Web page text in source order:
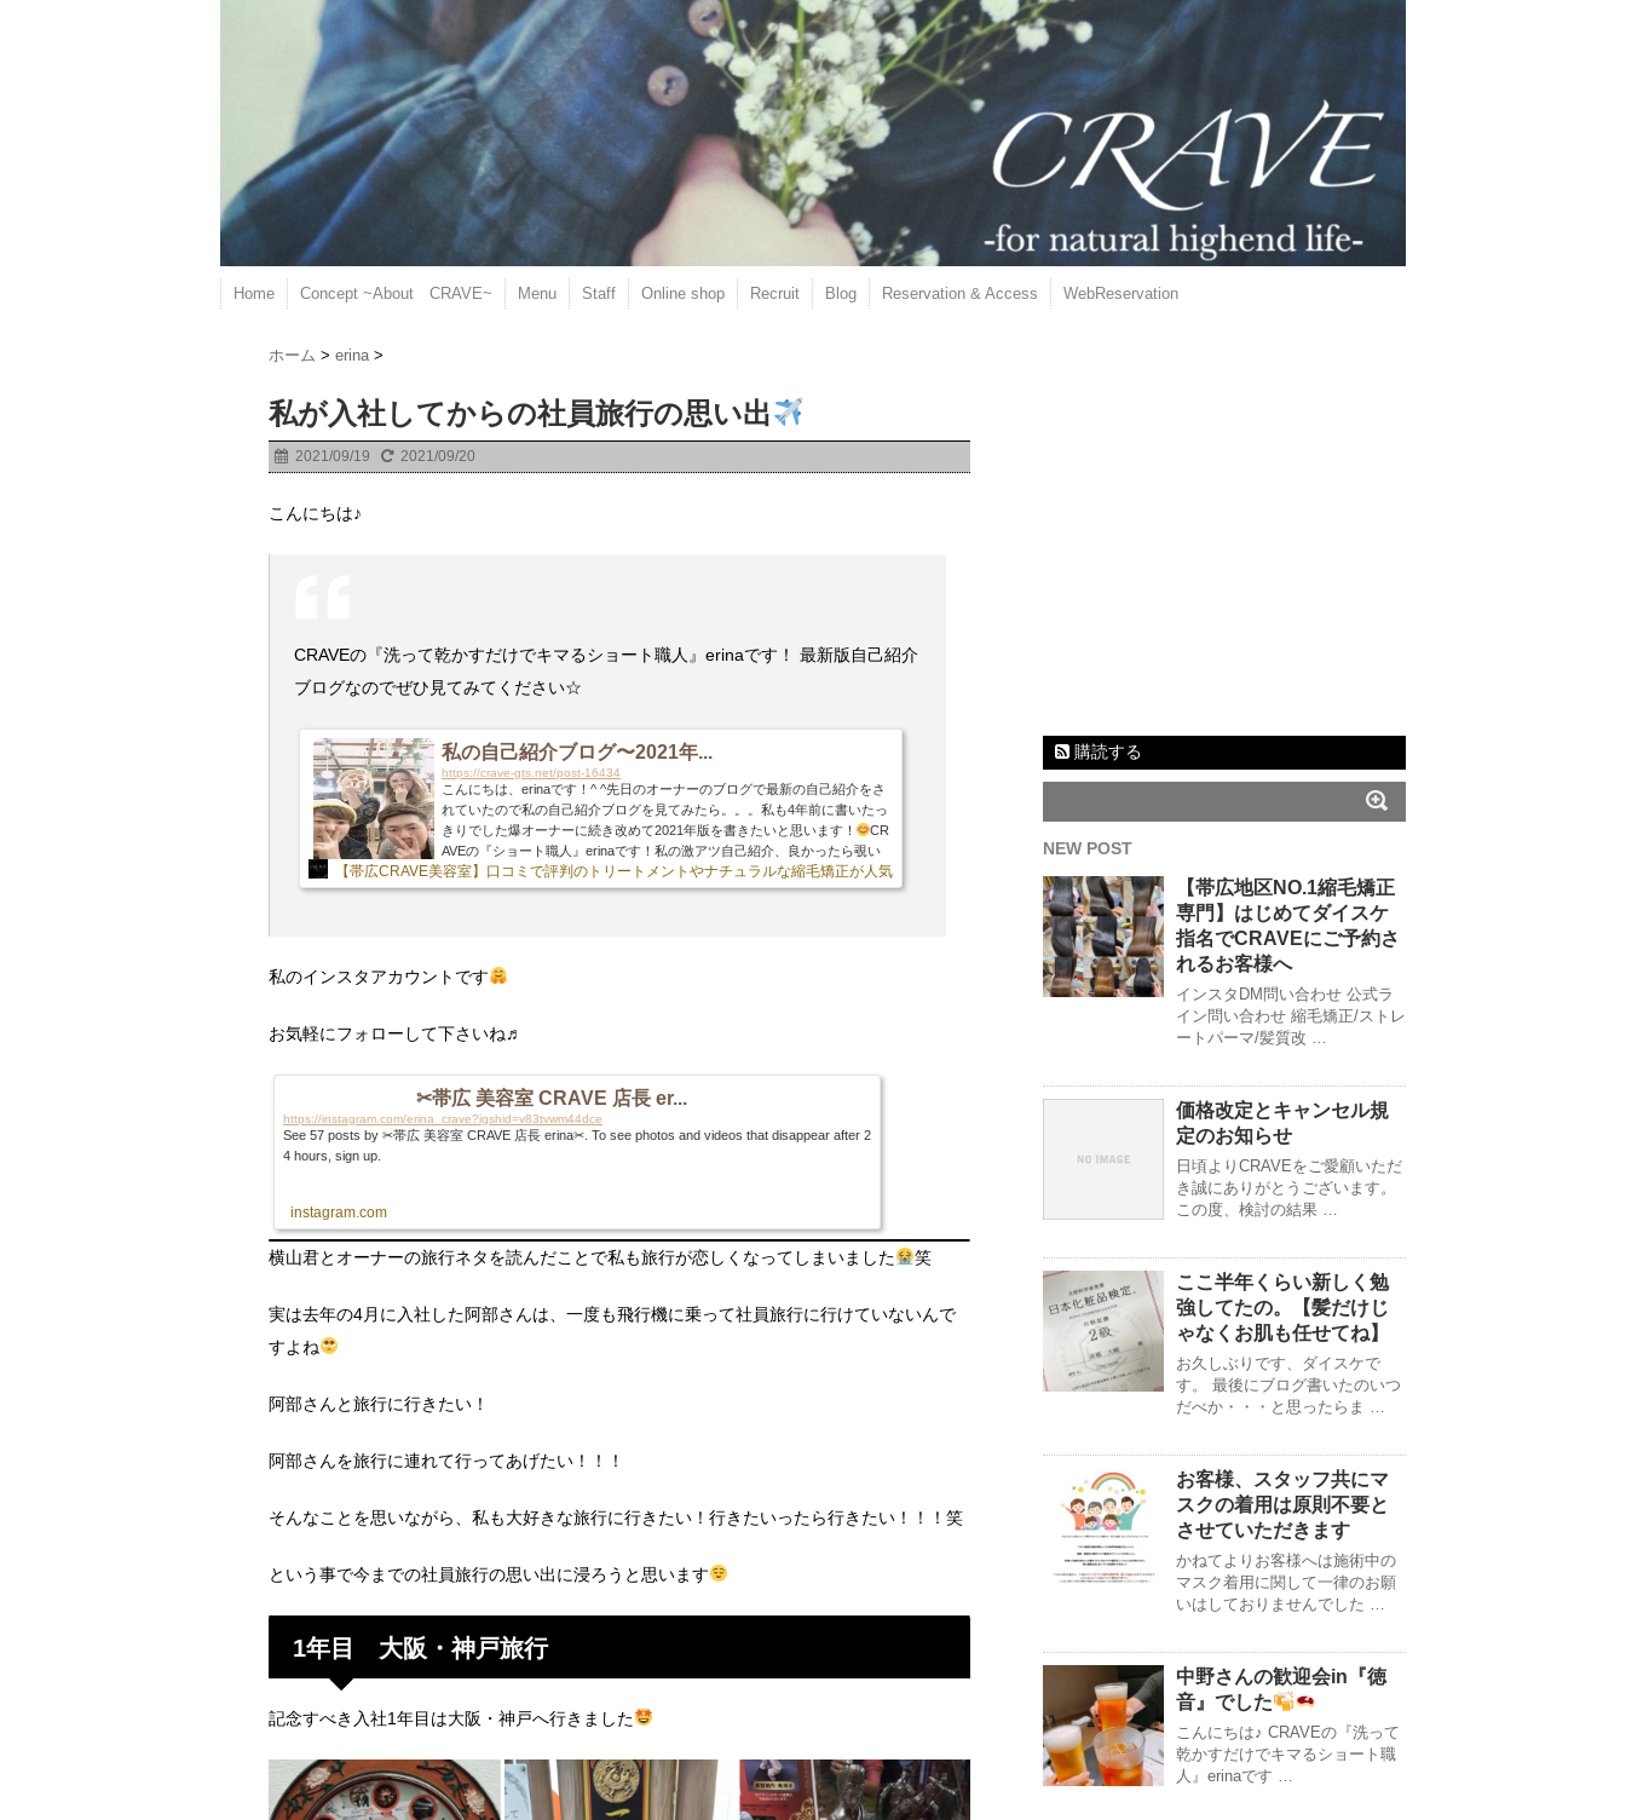
Home Concept ~About CRAVE~ Menu Staff Online shop Recruit Blog Reservation & Access WebReservation
ホーム > erina >
私が入社してからの社員旅行の思い出
2021/09/19 2021/09/20
こんにちは♪
CRAVEの『洗って乾かすだけでキマるショート職人』erinaです！ 最新版自己紹介
ブログなのでぜひ見てみてください☆
私の自己紹介ブログ〜2021年...
https://crave-gts.net/post-16434
こんにちは、erinaです！^ ^先日のオーナーのブログで最新の自己紹介をさ
れていたので私の自己紹介ブログを見てみたら。。。私も4年前に書いたっ
きりでした爆オーナーに続き改めて2021年版を書きたいと思います！
CR
AVEの『ショート職人』erinaです！私の激アツ自己紹介、良かったら覗い
てみて下さい☆私のインスタアカウントです
お気軽にフォローして下さ
いね♬はい、↑の自己紹介ブログ、古いですね〜
笑実はそんなに改まって
【帯広CRAVE美容室】口コミで評判のトリートメントやナチュラルな縮毛矯正が人気の美容室♪
私のインスタアカウントです
お気軽にフォローして下さいね♬
✂︎帯広 美容室 CRAVE 店長 er...
https://instagram.com/erina_crave?igshid=v83tvwm44dce
See 57 posts by ✂︎帯広 美容室 CRAVE 店長 erina✂︎. To see photos and videos that disappear after 2
4 hours, sign up.
instagram.com
横山君とオーナーの旅行ネタを読んだことで私も旅行が恋しくなってしまいました 笑
実は去年の4月に入社した阿部さんは、一度も飛行機に乗って社員旅行に行けていないんで
すよね
阿部さんと旅行に行きたい！
阿部さんを旅行に連れて行ってあげたい！！！
そんなことを思いながら、私も大好きな旅行に行きたい！行きたいったら行きたい！！！笑
という事で今までの社員旅行の思い出に浸ろうと思います
1年目 大阪・神戸旅行
記念すべき入社1年目は大阪・神戸へ行きました
購読する
NEW POST
【帯広地区NO.1縮毛矯正
専門】はじめてダイスケ
指名でCRAVEにご予約さ
れるお客様へ
インスタDM問い合わせ 公式ラ
イン問い合わせ 縮毛矯正/ストレ
ートパーマ/髪質改 …
価格改定とキャンセル規
定のお知らせ
日頃よりCRAVEをご愛顧いただ
き誠にありがとうございます。
この度、検討の結果 …
ここ半年くらい新しく勉
強してたの。【髪だけじ
ゃなくお肌も任せてね】
お久しぶりです、ダイスケで
す。 最後にブログ書いたのいつ
だべか・・・と思ったらま …
お客様、スタッフ共にマ
スクの着用は原則不要と
させていただきます
かねてよりお客様へは施術中の
マスク着用に関して一律のお願
いはしておりませんでした …
中野さんの歓迎会in『徳
音』でした
こんにちは♪ CRAVEの『洗って
乾かすだけでキマるショート職
人』erinaです …